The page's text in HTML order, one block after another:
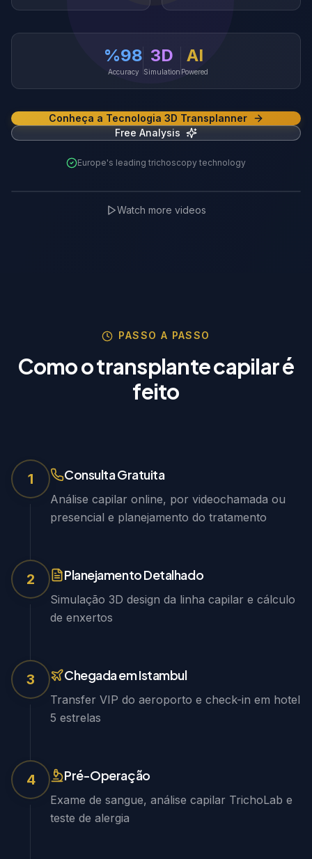
TrichoLab Partner 🇵🇱
Watch more videos
%98
Accuracy
3D
Simulation
AI
Powered
Conheça a Tecnologia 3D Transplanner
Free Analysis
Europe's leading trichoscopy technology
PASSO A PASSO
Como o transplante capilar é
feito
1 Consulta Gratuita
Análise capilar online, por videochamada ou
presencial e planejamento do tratamento
2 Planejamento Detalhado
Simulação 3D design da linha capilar e cálculo
de enxertos
3 Chegada em Istambul
Transfer VIP do aeroporto e check-in em hotel
5 estrelas
4 Pré-Operação
Exame de sangue, análise capilar TrichoLab e
teste de alergia